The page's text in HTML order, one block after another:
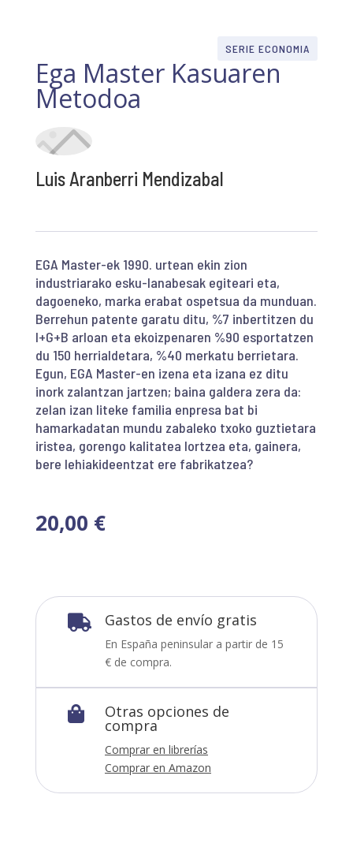
SERIE ECONOMIA
Ega Master Kasuaren
Metodoa
Luis Aranberri Mendizabal
EGA Master-ek 1990. urtean ekin zion
industriarako esku-lanabesak egiteari eta,
dagoeneko, marka erabat ospetsua da munduan.
Berrehun patente garatu ditu, %7 inbertitzen du
I+G+B arloan eta ekoizpenaren %90 esportatzen
du 150 herrialdetara, %40 merkatu berrietara.
Egun, EGA Master-en izena eta izana ez ditu
inork zalantzan jartzen; baina galdera zera da:
zelan izan liteke familia enpresa bat bi
hamarkadatan mundu zabaleko txoko guztietara
iristea, gorengo kalitatea lortzea eta, gainera,
bere lehiakideentzat ere fabrikatzea?
20,00 €
 Gastos de envío gratis
En España peninsular a partir de 15
€ de compra.
 Otras opciones de
compra
Comprar en librerías
Comprar en Amazon